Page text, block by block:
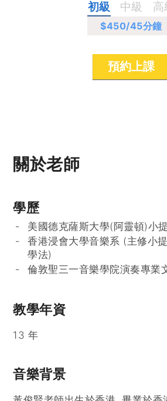
初級 中級 高
$450/45分鐘
預約上課
關於老師
學歷
美國德克薩斯大學(阿靈頓)小
香港浸會大學音樂系 (主修小
學法)
倫敦聖三一音樂學院演奏專業
教學年資
13 年
音樂背景